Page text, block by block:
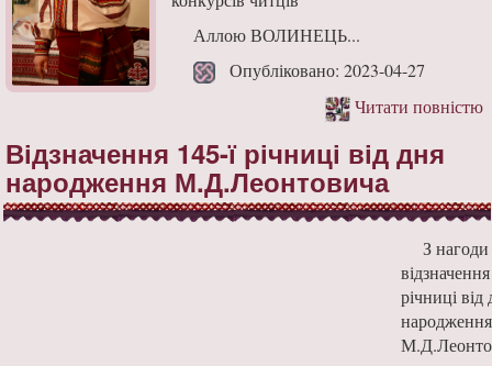
Аллою ВОЛИНЕЦЬ...
Опубліковано: 2023-04-27
Читати повністю
Відзначення 145-ї річниці від дня
народження М.Д.Леонтовича
З нагоди
річниці від
народження